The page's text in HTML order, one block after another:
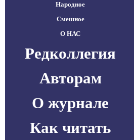
Народное
Смешное
О НАС
Редколлегия
Авторам
О журнале
Как читать